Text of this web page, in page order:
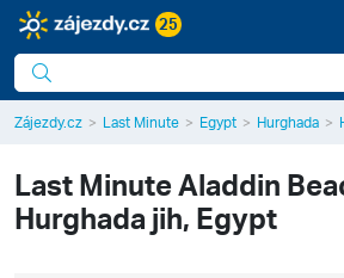
25
Zájezdy.cz Last Minute Egypt Hurghada
Last MinuteAladdin
Hurghada jih, Egypt